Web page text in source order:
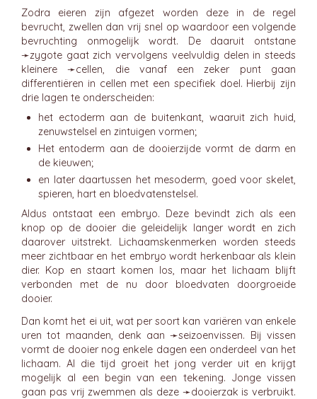
Zodra eieren zijn afgezet worden deze in de regel
bevrucht, zwellen dan vrij snel op waardoor een volgende
bevruchting onmogelijk wordt. De daaruit ontstane
➛zygote gaat zich vervolgens veelvuldig delen in steeds
kleinere ➛cellen, die vanaf een zeker punt gaan
differentiëren in cellen met een specifiek doel. Hierbij zijn
drie lagen te onderscheiden:
het ectoderm aan de buitenkant, waaruit zich huid,
zenuwstelsel en zintuigen vormen;
Het entoderm aan de dooierzijde vormt de darm en
de kieuwen;
en later daartussen het mesoderm, goed voor skelet,
spieren, hart en bloedvatenstelsel.
Aldus ontstaat een embryo. Deze bevindt zich als een
knop op de dooier die geleidelijk langer wordt en zich
daarover uitstrekt. Lichaamskenmerken worden steeds
meer zichtbaar en het embryo wordt herkenbaar als klein
dier. Kop en staart komen los, maar het lichaam blijft
verbonden met de nu door bloedvaten doorgroeide
dooier.
Dan komt het ei uit, wat per soort kan variëren van enkele
uren tot maanden, denk aan ➛seizoenvissen. Bij vissen
vormt de dooier nog enkele dagen een onderdeel van het
lichaam. Al die tijd groeit het jong verder uit en krijgt
mogelijk al een begin van een tekening. Jonge vissen
gaan pas vrij zwemmen als deze ➛dooierzak is verbruikt.